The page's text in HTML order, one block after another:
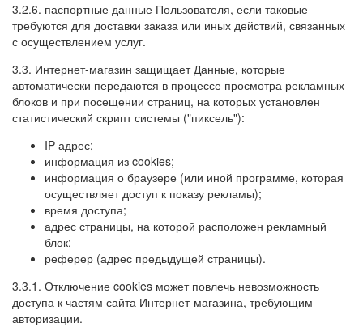
3.2.6. паспортные данные Пользователя, если таковые
требуются для доставки заказа или иных действий, связанных
с осуществлением услуг.
3.3. Интернет-магазин защищает Данные, которые
автоматически передаются в процессе просмотра рекламных
блоков и при посещении страниц, на которых установлен
статистический скрипт системы ("пиксель"):
IP адрес;
информация из cookies;
информация о браузере (или иной программе, которая
осуществляет доступ к показу рекламы);
время доступа;
адрес страницы, на которой расположен рекламный
блок;
реферер (адрес предыдущей страницы).
3.3.1. Отключение cookies может повлечь невозможность
доступа к частям сайта Интернет-магазина, требующим
авторизации.